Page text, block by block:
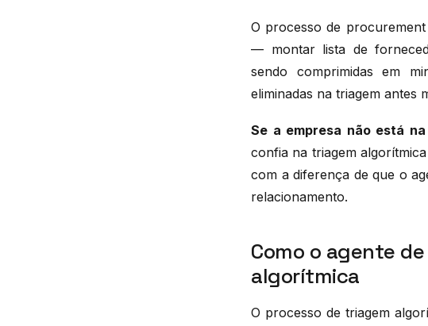
O processo de procurement
— montar lista de
sendo comprimidas em
eliminadas na triagem antes
Se a empresa não está
confia na triagem
com a diferença de que o
relacionamento.
Como o agente
algorítmica
O processo de triagem